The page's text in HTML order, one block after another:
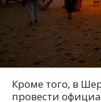
Кроме того, в
провести